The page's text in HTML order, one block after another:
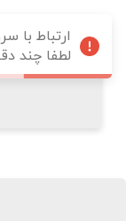
ارتباط با
لطفا چند